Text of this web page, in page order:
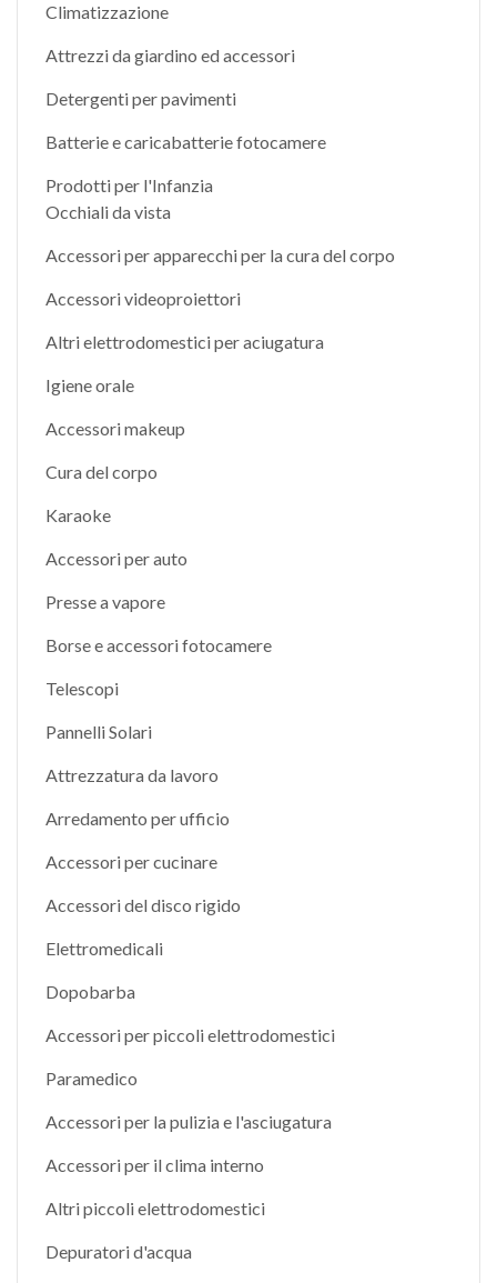
Climatizzazione
Attrezzi da giardino ed accessori
Detergenti per pavimenti
Batterie e caricabatterie fotocamere
Prodotti per l'Infanzia
Occhiali da vista
Accessori per apparecchi per la cura del corpo
Accessori videoproiettori
Altri elettrodomestici per aciugatura
Igiene orale
Accessori makeup
Cura del corpo
Karaoke
Accessori per auto
Presse a vapore
Borse e accessori fotocamere
Telescopi
Pannelli Solari
Attrezzatura da lavoro
Arredamento per ufficio
Accessori per cucinare
Accessori del disco rigido
Elettromedicali
Dopobarba
Accessori per piccoli elettrodomestici
Paramedico
Accessori per la pulizia e l'asciugatura
Accessori per il clima interno
Altri piccoli elettrodomestici
Depuratori d'acqua